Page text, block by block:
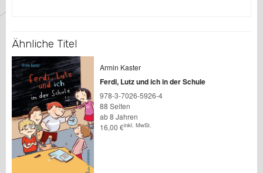
Ähnliche Titel
Armin Kaster
Ferdi, Lutz und ich in der Schule
978-3-7026-5926-4
88 Seiten
ab 8 Jahren
16,00 €inkl. MwSt.